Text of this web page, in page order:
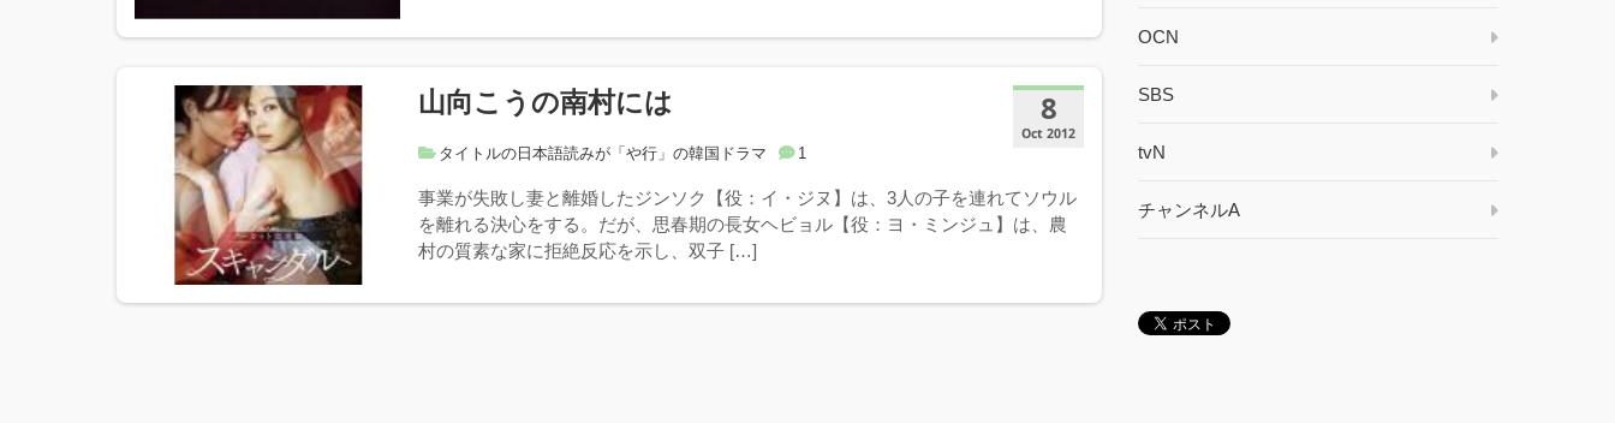
8
Oct 2012
山向こうの南村には
タイトルの日本語読みが「や行」の韓国ドラマ 1
事業が失敗し妻と離婚したジンソク【役：イ・ジヌ】は、3人の子を連れてソウル
を離れる決心をする。だが、思春期の長女ヘビョル【役：ヨ・ミンジュ】は、農
村の質素な家に拒絶反応を示し、双子 […]
OCN
SBS
tvN
チャンネルA